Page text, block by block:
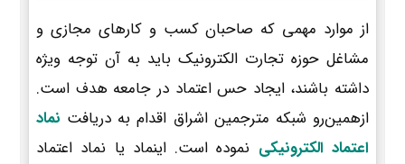
از موارد مهمی که صاحبان کسب و کارهای مجازی و
مشاغل حوزه تجارت الکترونیک باید به آن توجه ویژه
داشته باشند، ایجاد حس اعتماد در جامعه هدف است.
ازهمین‌رو شبکه مترجمین اشراق اقدام به دریافت نماد
اعتماد الکترونیکی نموده است. اینماد یا نماد اعتماد